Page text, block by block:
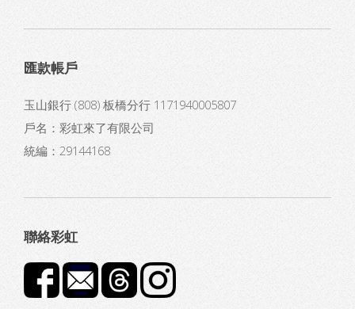
匯款帳戶
玉山銀行 (808) 板橋分行 1171940005807
戶名：彩虹來了有限公司
統編：29144168
聯絡彩虹